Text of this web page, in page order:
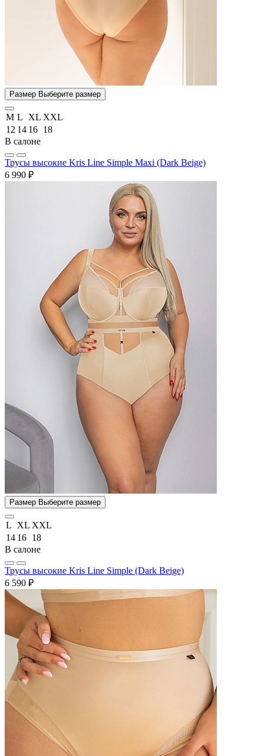
Размер Выберите размер
M L XL XXL
12 14 16 18
В салоне
Трусы высокие Kris Line Simple Maxi (Dark Beige)
6 990 ₽
Размер Выберите размер
L XL XXL
14 16 18
В салоне
Трусы высокие Kris Line Simple (Dark Beige)
6 590 ₽